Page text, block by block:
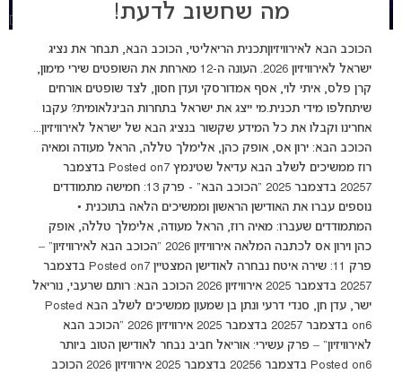
מה שחשוב לדעת!
הכוכב הבא לאירוויזיוןתכנית הריאליטי, הכוכב הבא, תבחר את נציג
ישראל לאירוויזיון 2026. העונה ה-12 מארחת את השופטים שירי מימון,
קרן פלס, איתי לוי, אסף אמדורסקי ועדן חסון, לצד שופטים אורחים
שיתחלפו מידי תכנית.מי ייצג את ישראל בתחרות הבינלאומית? עקבו
אחרינו וקבלו את כל המידע שקשור בנציג הבא של ישראל לאירוויזיון...
הכוכב הבא: ירון אס, אופק כהן, אלימלך טללה, הראל מעודה ומאיה
רוז ממשיכים לשלב הבא עדיאל שטינמץ Posted on7 בדצמבר
20257 בדצמבר 2025 "הכוכב הבא" - פרק 13: חמישה מתמודדים
נוספים עברו את האודישן הראשון וממשיכים הלאה בתוכנית •
המתמודדים שעברו: מאיה רוז, הראל מעודה, אלימלך טללה, אופק
כהן וירון אס לכתבה המלאה אירוויזיון 2026 “הכוכב הבא לאירוויזיון” –
פרק 11: שירה איטח נבחרה לאודישן המצטיין Posted on7 בדצמבר
20257 בדצמבר 2025 אירוויזיון 2026 הכוכב הבא: רותם שרעבי, נוריאל
ישר, עדן חן, סנדי דרעי ונתן בן שמעון ממשיכים לשלב הבא Posted
on6 בדצמבר 20257 בדצמבר 2025 אירוויזיון 2026 “הכוכב הבא
לאירוויזיון” – פרק עשירי: אוריאל חביב נבחר לאודישן הטוב ביותר
Posted on6 בדצמבר 20256 בדצמבר 2025 אירוויזיון 2026 הכוכב